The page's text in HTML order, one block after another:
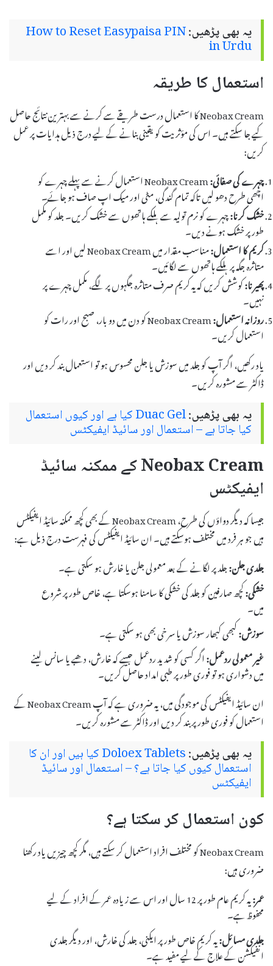
یہ بھی پڑھیں:How to Reset Easypaisa PIN
in Urdu
استعمال کا طریقہ
Neobax Cream کا استعمال درست طریقے سے کرنے سے بہترین نتائج حاصل
کیے جا سکتے ہیں۔ اس کی مؤثریت کو یقینی بنانے کے لیے درج ذیل ہدایات پر عمل
کریں:
چہرے کی صفائی:
Neobax Cream استعمال کرنے سے پہلے چہرے کو
اچھی طرح دھو لیں تاکہ تمام گندگی، مٹی اور میک اپ صاف ہو جائے۔
خشک کرنا:چہرے کو نرم تولیہ سے ہلکے ہاتھوں سے خشک کریں۔ جلد کو مکمل
طور پر خشک ہونے دیں۔
کریم کا استعمال:
مناسب مقدار میں Neobax Cream لیں اور اسے
متاثرہ جگہ پر ہلکے ہاتھوں سے لگائیں۔
پھیرنا:کوشش کریں کہ یہ کریم صرف متاثرہ جگہوں پر لگے، مکمل چہرے پر
نہیں۔
روزانہ استعمال:
Neobax Cream کو دن میں دو بار، صبح اور رات کو
استعمال کریں۔
یاد رکھیں، اگر آپ کو جلد میں سوزش یا جلن محسوس ہو تو استعمال بند کر دیں اور
ڈاکٹر سے مشورہ کریں۔
یہ بھی پڑھیں: Duac Gel کیا ہے اور کیوں استعمال
کیا جاتا ہے – استعمال اور سائیڈ ایفیکٹس
Neobax Cream کے ممکنہ سائیڈ
ایفیکٹس
جیسا کہ دیگر دواؤں کی طرح، Neobax Cream کے بھی کچھ ممکنہ سائیڈ ایفیکٹس
ہیں جو ہر فرد میں مختلف ہوسکتے ہیں۔ ان سائیڈ ایفیکٹس کی فہرست درج ذیل ہے:
جلدی جلن:جلد پر لگانے کے بعد معمولی جلن یا خارش ہو سکتی ہے۔
خشکی:کچھ صارفین کو جلد کی خشکی کا سامنا ہوسکتا ہے، خاص طور پر شروع
میں۔
سوزش:کبھی کبھار سوزش یا سرخی بھی ہو سکتی ہے۔
غیر معمولی ردعمل:اگر کسی کو شدید ردعمل جیسے کہ خارش، دھبے یا سانس لینے
میں دشواری ہو تو فوری طور پر طبی امداد حاصل کریں۔
ان سائیڈ ایفیکٹس کی موجودگی میں، یہ ضروری ہے کہ آپ Neobax Cream کے
استعمال کو فوری طور پر بند کر دیں اور ڈاکٹر سے مشورہ کریں۔
یہ بھی پڑھیں: Doloex Tablets کیا ہیں اور ان کا
استعمال کیوں کیا جاتا ہے؟ – استعمال اور سائیڈ
ایفیکٹس
کون استعمال کر سکتا ہے؟
Neobax Cream کو مختلف افراد استعمال کر سکتے ہیں، مگر کچھ چیزیں یاد رکھنا
ضروری ہیں:
عمر:
یہ کریم عام طور پر 12 سال اور اس سے زیادہ عمر کے افراد کے لیے
محفوظ ہے۔
جلدی مسائل:یہ کریم خاص طور پر ایکنی، جلد کی خارش، اور دیگر جلدی
انفیکشن کے علاج کے لیے مفید ہے۔